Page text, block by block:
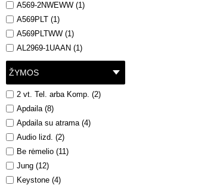
A569-2NWEWW (1)
A569PLT (1)
A569PLTWW (1)
AL2969-1UAAN (1)
ŽYMOS
2 vt. Tel. arba Komp. (2)
Apdaila (8)
Apdaila su atrama (4)
Audio lizd. (2)
Be rėmelio (11)
Jung (12)
Keystone (4)